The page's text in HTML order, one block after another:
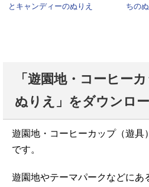
とキャンディーのぬりえ
ちの
「遊園地・コーヒー
ぬりえ」をダウンロ
遊園地・コーヒーカップ（遊具
です。
遊園地やテーマパークなどにあ